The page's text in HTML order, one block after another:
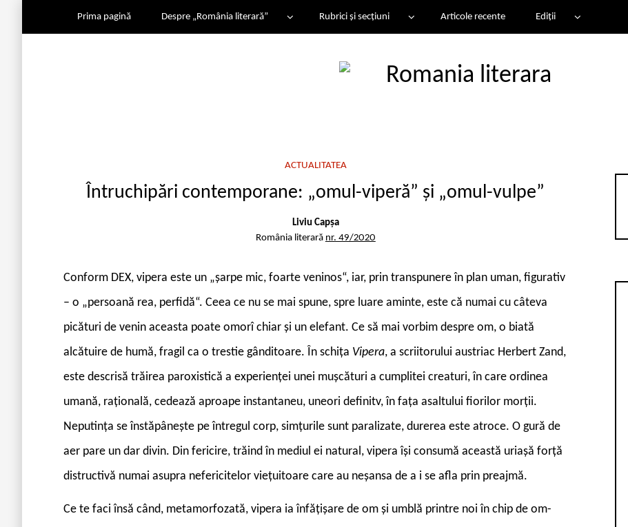
Prima pagină Despre „România literară” Rubrici și secțiuni Articole recente Ediții
ACTUALITATEA
Întruchipări contemporane: „omul-viperă” şi „omul-vulpe”
Liviu Capșa
România literară nr. 49/2020
Conform DEX, vipera este un „șarpe mic, foarte veninos“, iar, prin transpunere în plan uman, figurativ
– o „persoană rea, perfidă“. Ceea ce nu se mai spune, spre luare aminte, este că numai cu câteva
picături de venin aceasta poate omorî chiar și un elefant. Ce să mai vorbim despre om, o biată
alcătuire de humă, fragil ca o trestie gânditoare. În schița Vipera, a scriitorului austriac Herbert Zand,
este descrisă trăirea paroxistică a experienței unei mușcături a cumplitei creaturi, în care ordinea
umană, rațională, cedează aproape instantaneu, uneori definitv, în fața asaltului fiorilor morții.
Neputința se înstăpânește pe întregul corp, simțurile sunt paralizate, durerea este atroce. O gură de
aer pare un dar divin. Din fericire, trăind în mediul ei natural, vipera își consumă această uriașă forță
distructivă numai asupra nefericitelor viețuitoare care au neșansa de a i se afla prin preajmă.
Ce te faci însă când, metamorfozată, vipera ia înfățișare de om și umblă printre noi în chip de om-